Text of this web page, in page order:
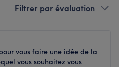
Filtrer par évaluation
vous faire une idée de la
vous souhaitez vous